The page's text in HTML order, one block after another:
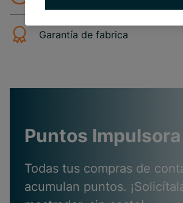
Garantía de fabrica
Puntos Impulsora
Todas tus compras de
acumulan puntos.